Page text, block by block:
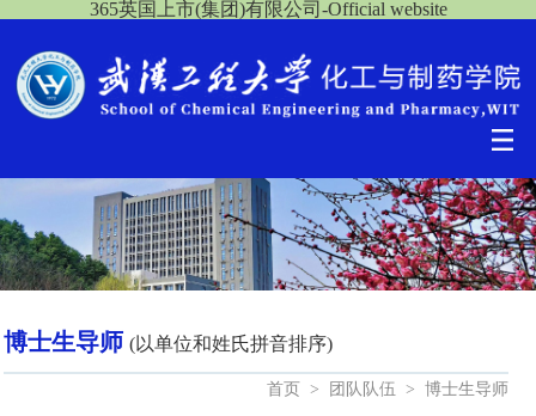
365英国上市(集团)有限公司-Official website
博士生导师(以单位和姓氏拼音排序)
首页 > 团队队伍 > 博士生导师